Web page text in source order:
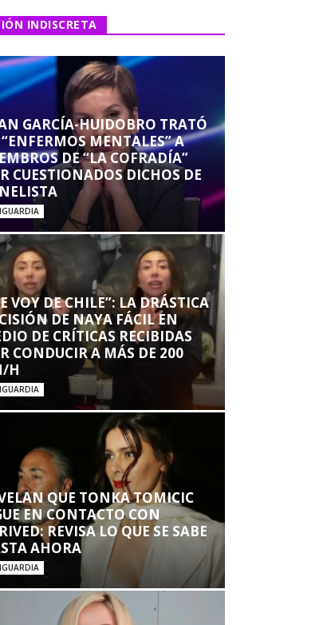
INDISCRETA
GARCÍA-HUIDOBRO TRATÓ
“ENFERMOS MENTALES” A
DE “LA COFRADÍA”
CUESTIONADOS DICHOS DE
VOY DE CHILE”: LA DRÁSTICA
DE NAYA FÁCIL EN
DE CRÍTICAS RECIBIDAS
CONDUCIR A MÁS DE 200
H
QUE TONKA TOMICIC
EN CONTACTO CON
REVISA LO QUE SE SABE
AHORA